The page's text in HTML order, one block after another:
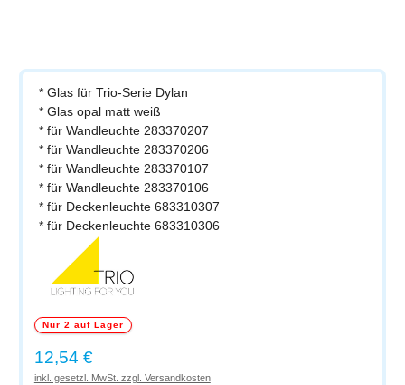
* Glas für Trio-Serie Dylan
* Glas opal matt weiß
* für Wandleuchte 283370207
* für Wandleuchte 283370206
* für Wandleuchte 283370107
* für Wandleuchte 283370106
* für Deckenleuchte 683310307
* für Deckenleuchte 683310306
Nur 2 auf Lager
Regulärer Preis:
12,54 €
inkl. gesetzl. MwSt. zzgl. Versandkosten